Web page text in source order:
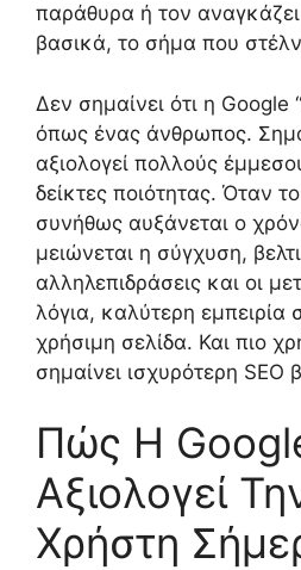
παράθυρα ή τον
βασικά, το σήμα που
Δεν σημαίνει ότι η Google
όπως ένας άνθρωπος.
αξιολογεί πολλούς
δείκτες ποιότητας. Όταν
συνήθως αυξάνεται ο
μειώνεται η σύγχυση,
αλληλεπιδράσεις και οι
λόγια, καλύτερη εμπειρία
χρήσιμη σελίδα. Και πιο
σημαίνει ισχυρότερη SEO
Πώς Η
Αξιολογεί
Χρήστη